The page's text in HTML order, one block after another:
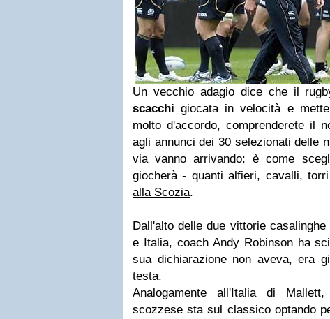
Un vecchio adagio dice che il
scacchi giocata in velocità e
molto d'accordo, comprenderete il
agli annunci dei 30 selezionati delle
via vanno arrivando: è come
giocherà - quanti alfieri, cavalli,
alla Scozia.
Dall'alto delle due vittorie casalinghe
e Italia, coach Andy Robinsonha
sua dichiarazione non aveva, era
testa.
Analogamente all'Italia di
scozzese sta sul classico optando